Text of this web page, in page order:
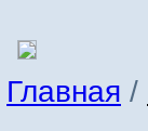
Главная /